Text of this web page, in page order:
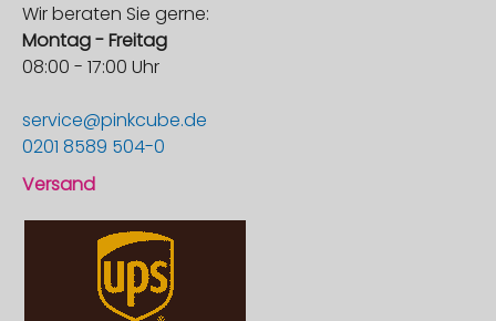
Wir beraten Sie gerne:
Montag - Freitag
08:00 - 17:00 Uhr
service@pinkcube.de
0201 8589 504-0
Versand